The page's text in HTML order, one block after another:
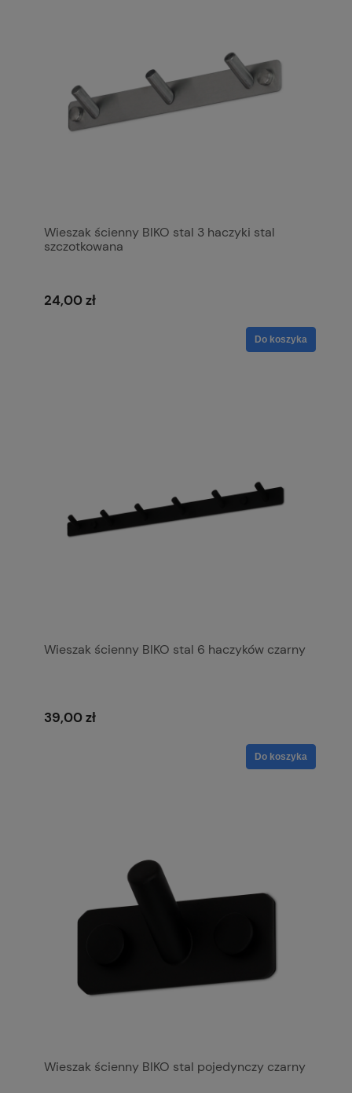
Wieszak ścienny BIKO stal 3 haczyki stal
szczotkowana
24,00 zł
Do koszyka
Wieszak ścienny BIKO stal 6 haczyków czarny
39,00 zł
Do koszyka
Wieszak ścienny BIKO stal pojedynczy czarny